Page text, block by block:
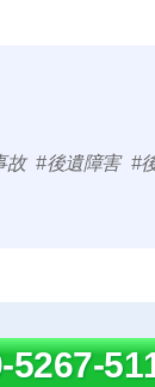
故 後遺障害
5267-